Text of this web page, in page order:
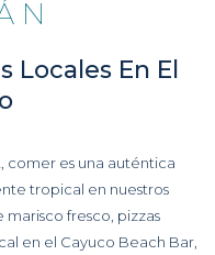
Locales En El
comer es una auténtica
tropical en nuestros
marisco fresco, pizzas
en el Cayuco Beach Bar,